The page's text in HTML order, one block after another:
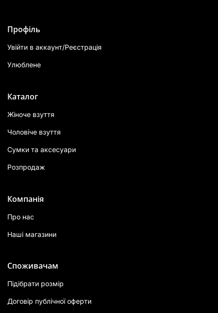
Профіль
Увійти в аккаунт/Реєстрація
Улюблене
Каталог
Жіноче взуття
Чоловіче взуття
Сумки та аксесуари
Розпродаж
Компанія
Про нас
Наші магазини
Споживачам
Підібрати розмір
Договір публічної оферти